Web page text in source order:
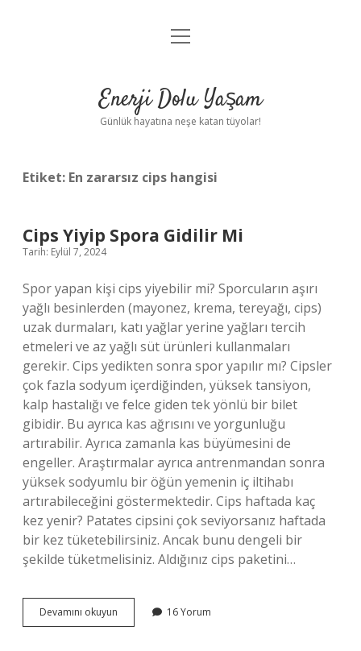
Anasayfa
Yasal Uyarı
menüyü
Enerji Dolu Yaşam
Günlük hayatına neşe katan tüyolar!
Etiket: En zararsız cips hangisi
Cips Yiyip Spora Gidilir Mi
Tarih: Eylül 7, 2024
Spor yapan kişi cips yiyebilir mi? Sporcuların aşırı
yağlı besinlerden (mayonez, krema, tereyağı, cips)
uzak durmaları, katı yağlar yerine yağları tercih
etmeleri ve az yağlı süt ürünleri kullanmaları
gerekir. Cips yedikten sonra spor yapılır mı? Cipsler
çok fazla sodyum içerdiğinden, yüksek tansiyon,
kalp hastalığı ve felce giden tek yönlü bir bilet
gibidir. Bu ayrıca kas ağrısını ve yorgunluğu
artırabilir. Ayrıca zamanla kas büyümesini de
engeller. Araştırmalar ayrıca antrenmandan sonra
yüksek sodyumlu bir öğün yemenin iç iltihabı
artırabileceğini göstermektedir. Cips haftada kaç
kez yenir? Patates cipsini çok seviyorsanız haftada
bir kez tüketebilirsiniz. Ancak bunu dengeli bir
şekilde tüketmelisiniz. Aldığınız cips paketini…
Devamını okuyun
Yiyip
16 Yorum